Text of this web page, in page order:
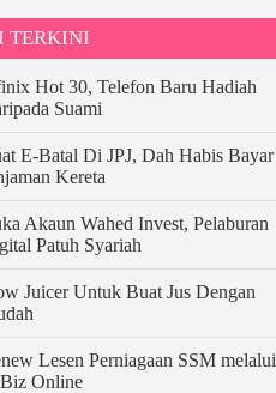
TERKINI
Hot 30, Telefon Baru Hadiah
Suami
E-Batal Di JPJ, Dah Habis Bayar
Kereta
Akaun Wahed Invest, Pelaburan
Patuh Syariah
Juicer Untuk Buat Jus Dengan
Lesen Perniagaan SSM melalui
Online